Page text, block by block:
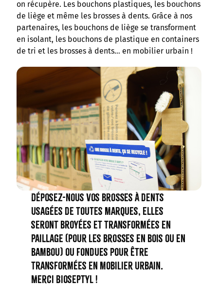
on récupère. Les bouchons plastiques, les bouchons
de liège et même les brosses à dents. Grâce à nos
partenaires, les bouchons de liège se transforment
en isolant, les bouchons de plastique en containers
de tri et les brosses à dents… en mobilier urbain !
Déposez-nous vos brosses à dents
usagées de toutes marques, elles
seront broyées et transformées en
paillage (pour les brosses en bois ou en
bambou) ou fondues pour être
transformées en mobilier urbain.
Merci Bioseptyl !